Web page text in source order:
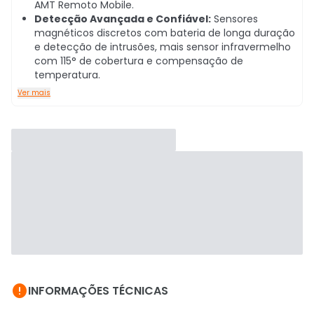
AMT Remoto Mobile.
Detecção Avançada e Confiável: Sensores
magnéticos discretos com bateria de longa duração
e detecção de intrusões, mais sensor infravermelho
com 115° de cobertura e compensação de
temperatura.
Ver mais
INFORMAÇÕES TÉCNICAS